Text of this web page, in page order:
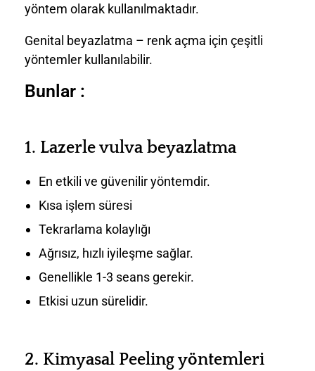
yöntem olarak kullanılmaktadır.
Genital beyazlatma – renk açma için çeşitli
yöntemler kullanılabilir.
Bunlar :
1. Lazerle vulva beyazlatma
En etkili ve güvenilir yöntemdir.
Kısa işlem süresi
Tekrarlama kolaylığı
Ağrısız, hızlı iyileşme sağlar.
Genellikle 1-3 seans gerekir.
Etkisi uzun sürelidir.
2. Kimyasal Peeling yöntemleri